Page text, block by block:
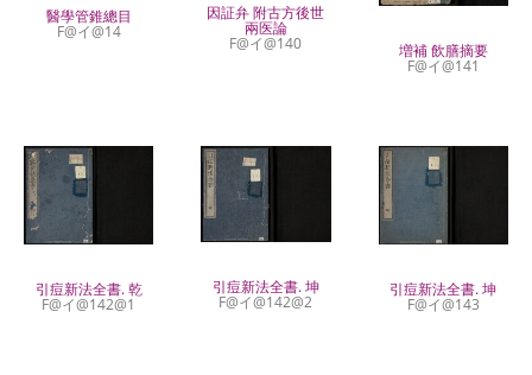
醫學管錐總目
F@イ@14
因証弁 附古方後世
兩医論
F@イ@140 増補 飲膳摘要
F@イ@141
引痘新法全書. 乾
F@イ@142@1
引痘新法全書. 坤
F@イ@142@2
引痘新法全書. 坤
F@イ@143